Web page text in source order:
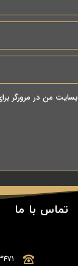
من در مرورگر
تماس با ما